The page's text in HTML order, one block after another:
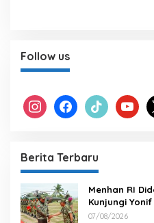
Follow us
instagram facebook tiktok youtube x
Berita Terbaru
Menhan RI
Kunjungi
dan Beri
07/08/2026